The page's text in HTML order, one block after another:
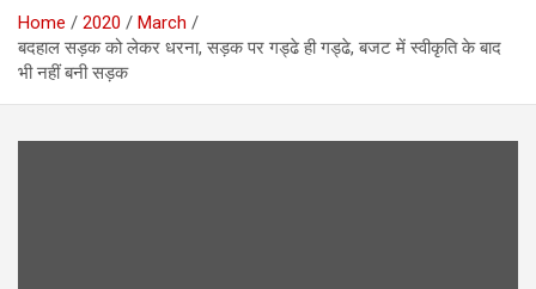
Home 2020
March
बदहाल सड़क को लेकर धरना, सड़क पर गड्ढे ही गड्ढे, बजट में स्वीकृति के बाद
भी नहीं बनी सड़क